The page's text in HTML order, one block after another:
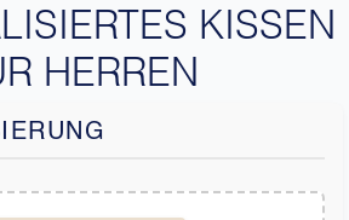
KISSEN
HERREN